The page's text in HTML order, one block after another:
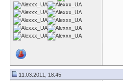
11.03.2011, 18:45